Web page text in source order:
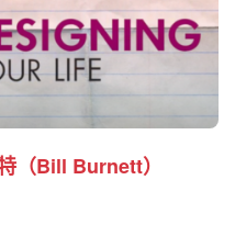
（Bill Burnett）